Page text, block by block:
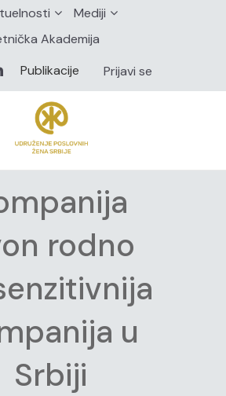
Mediji
Akademija
Publikacije
Prijavi se
rodno
u
Srbiji